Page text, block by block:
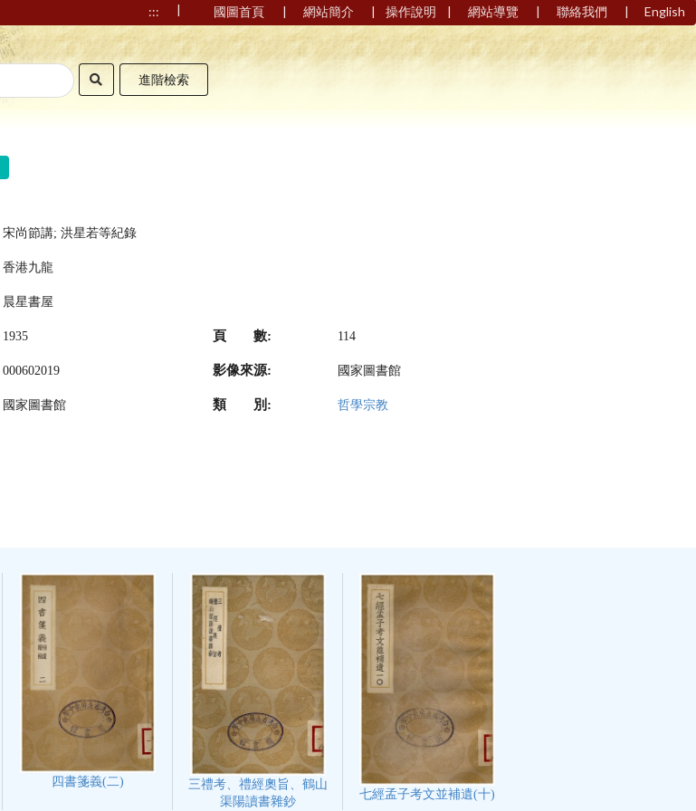
::: | 國圖首頁 | 網站簡介 | 操作說明 | 網站導覽 | 聯絡我們 | English
進階檢索
宋尚節講; 洪星若等紀錄
香港九龍
晨星書屋
1935 頁 數: 114
000602019 影像來源: 國家圖書館
國家圖書館 類 別: 哲學宗教
四書箋義(二)
三禮考、禮經奧旨、鶴山
渠陽讀書雜鈔
七經孟子考文並補遺(十)